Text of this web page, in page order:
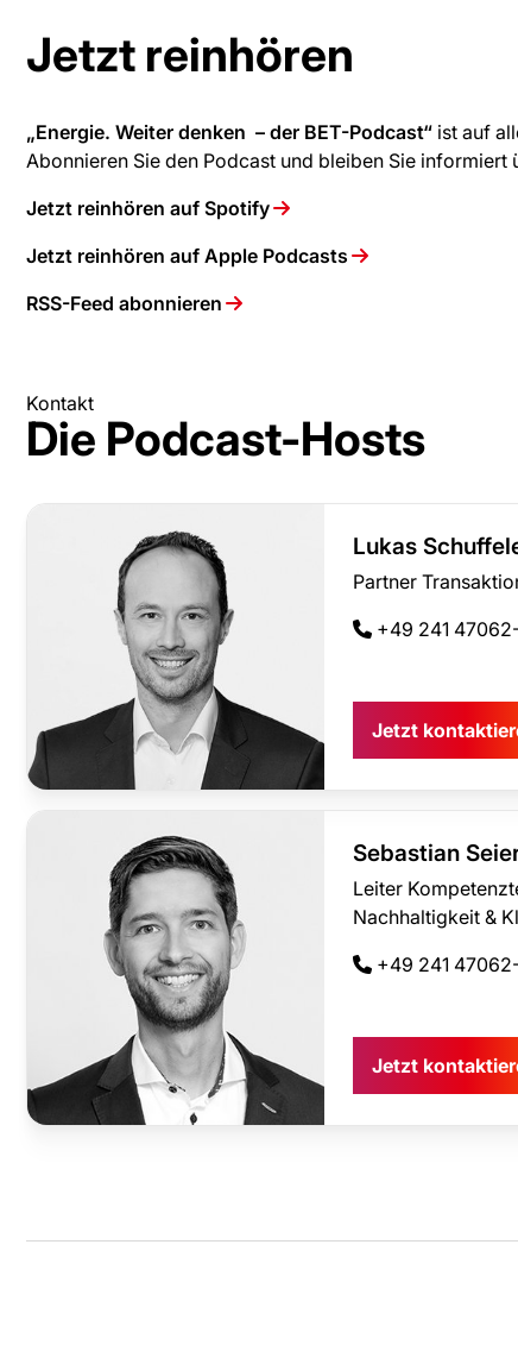
Jetzt reinhören
„Energie. Weiter denken – der BET-Podcast“ ist auf
Abonnieren Sie den Podcast und bleiben Sie
Jetzt reinhören auf Spotify
Jetzt reinhören auf Apple Podcasts
RSS-Feed abonnieren
Kontakt
Die Podcast-Hosts
Lukas
Partner
+49 241
Jetzt
Sebastian
Leiter
Nachhaltigkeit &
+49 241
Jetzt